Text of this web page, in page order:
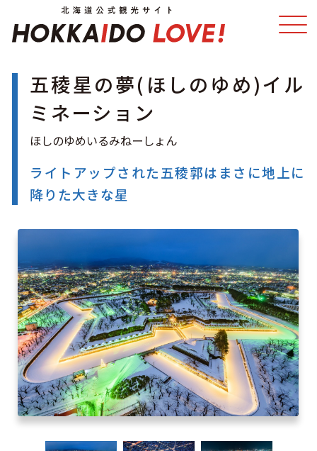
特集 スポット・体験
温泉 イベント
モデルコース エリアガイド
アクセス
キュンちゃんオンラインショップ
北海道はやわかり
旅のテーマで探す
五稜星の夢(ほしのゆめ)イル
ミネーション
ライトアップされた五稜郭はまさに地上に
降りた大きな星